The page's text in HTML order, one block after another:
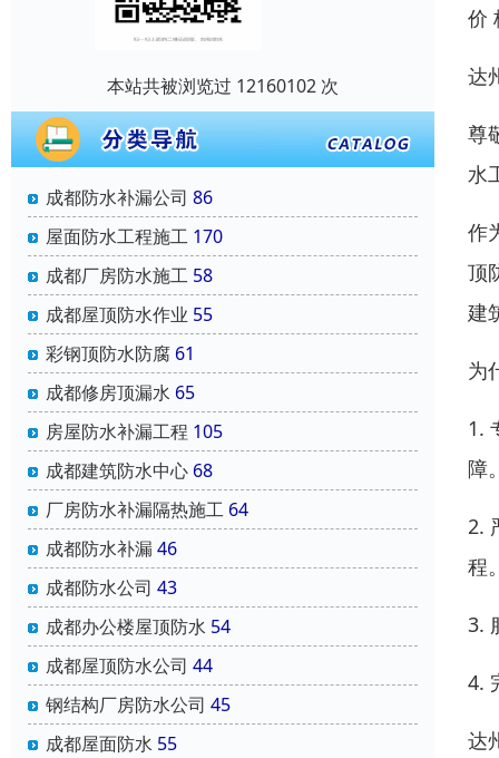
本站共被浏览过 12160102 次
成都防水补漏公司 86
屋面防水工程施工 170
成都厂房防水施工 58
成都屋顶防水作业 55
彩钢顶防水防腐 61
成都修房顶漏水 65
房屋防水补漏工程 105
成都建筑防水中心 68
厂房防水补漏隔热施工 64
成都防水补漏46
成都防水公司 43
成都办公楼屋顶防水 54
成都屋顶防水公司 44
钢结构厂房防水公司 45
成都屋面防水 55
价
达
尊
水
作
顶
建
为
1.
障
2.
程
3.
4.
达